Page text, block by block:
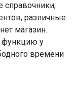
справочники,
различные
магазин.
функцию у
времени